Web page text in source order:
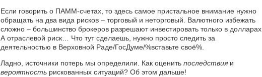
Если говорить о ПАММ-счетах, то здесь самое пристальное внимание нужно
обращать на два вида рисков – торговый и неторговый. Валютного избежать
сложно – большинство брокеров разрешают инвестировать только в долларах.
А отраслевой риск… Что тут сделаешь, нужно просто следить за
деятельностью в Верховной Раде/ГосДуме/%вставьте своё%.
Ладно, источники потерь мы определили. Как оценить последствия и
вероятность рискованных ситуаций? Об этом дальше!